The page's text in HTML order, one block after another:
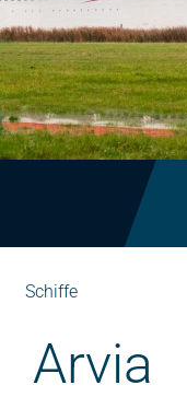
Schiffe
Arvia